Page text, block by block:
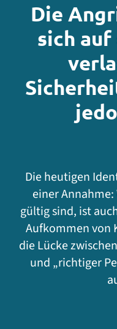
Die
sich
Die heutigen
einer
gültig sind, ist
Aufkommen von
die Lücke
und „richtiger